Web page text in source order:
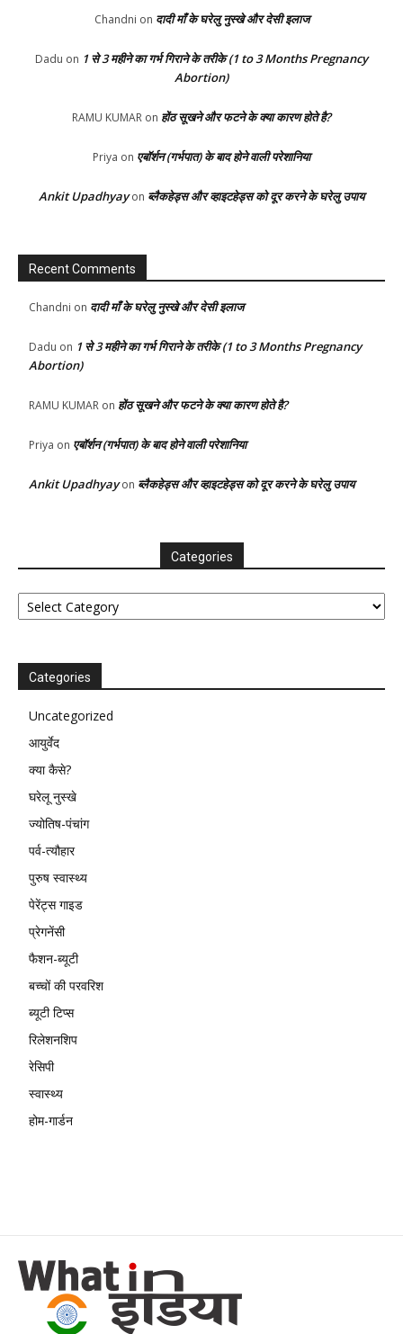
Chandni on दादी माँ के घरेलु नुस्खे और देसी इलाज
Dadu on 1 से 3 महीने का गर्भ गिराने के तरीके (1 to 3 Months Pregnancy
Abortion)
RAMU KUMAR on होंठ सूखने और फटने के क्या कारण होते है?
Priya on एबॉर्शन (गर्भपात) के बाद होने वाली परेशानिया
Ankit Upadhyayon ब्लैकहेड्स और व्हाइटहेड्स को दूर करने के घरेलु उपाय
Recent Comments
Chandni on दादी माँ के घरेलु नुस्खे और देसी इलाज
Dadu on 1 से 3 महीने का गर्भ गिराने के तरीके (1 to 3 Months Pregnancy
Abortion)
RAMU KUMAR on होंठ सूखने और फटने के क्या कारण होते है?
Priya on एबॉर्शन (गर्भपात) के बाद होने वाली परेशानिया
Ankit Upadhyayon ब्लैकहेड्स और व्हाइटहेड्स को दूर करने के घरेलु उपाय
Categories
Categories
Categories
Uncategorized
आयुर्वेद
क्या कैसे?
घरेलू नुस्खे
ज्योतिष-पंचांग
पर्व-त्यौहार
पुरुष स्वास्थ्य
पेरेंट्स गाइड
प्रेगनेंसी
फैशन-ब्यूटी
बच्चों की परवरिश
ब्यूटी टिप्स
रिलेशनशिप
रेसिपी
स्वास्थ्य
होम-गार्डन